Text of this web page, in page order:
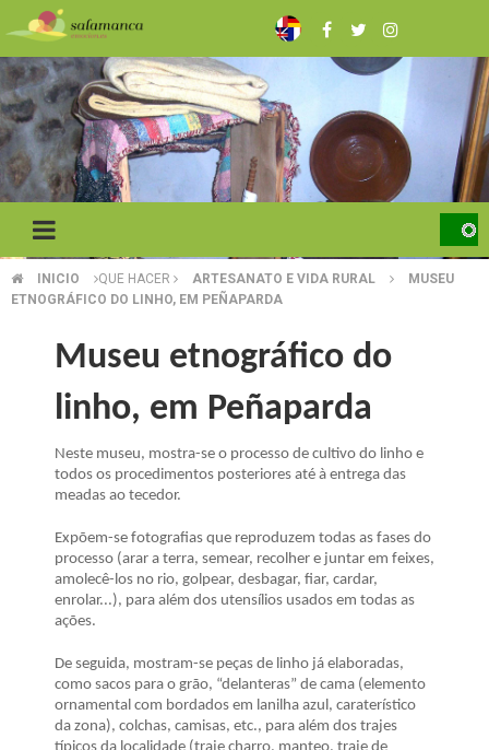
to
main
content
BREADCRUMB
INICIO QUE HACER ARTESANATO E VIDA RURAL
MUSEU
ETNOGRÁFICO DO LINHO, EM PEÑAPARDA
Museu etnográfico do
linho, em Peñaparda
Neste museu, mostra-se o processo de cultivo do linho e
todos os procedimentos posteriores até à entrega das
meadas ao tecedor.
Expõem-se fotografias que reproduzem todas as fases do
processo (arar a terra, semear, recolher e juntar em feixes,
amolecê-los no rio, golpear, desbagar, fiar, cardar,
enrolar...), para além dos utensílios usados em todas as
ações.
De seguida, mostram-se peças de linho já elaboradas,
como sacos para o grão, “delanteras” de cama (elemento
ornamental com bordados em lanilha azul, caraterístico
da zona), colchas, camisas, etc., para além dos trajes